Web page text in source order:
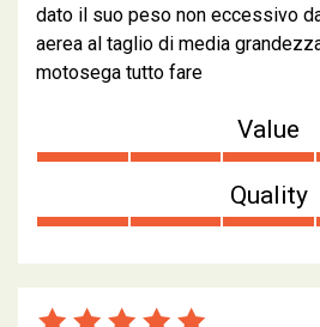
dato il suo peso non eccessivo
aerea al taglio di media
motosega tutto fare
Value
Quality